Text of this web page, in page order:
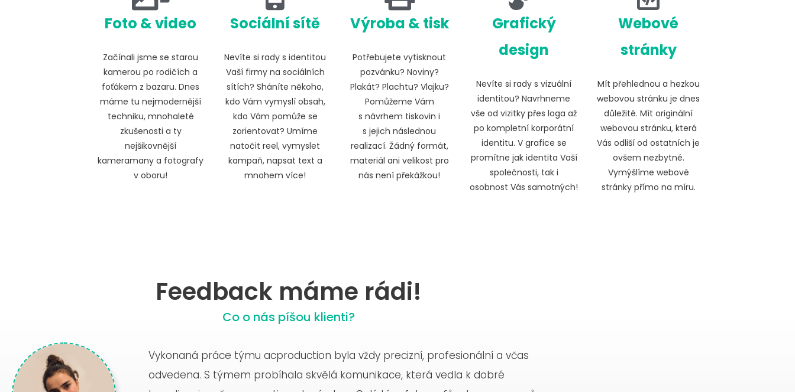
Foto & video
Začínali jsme se starou
kamerou po rodičích a
foťákem z bazaru. Dnes
máme tu nejmodernější
techniku, mnohaleté
zkušenosti a ty
nejšikovnější
kameramany a fotografy
v oboru!
Sociální sítě
Nevíte si rady s identitou
Vaší firmy na sociálních
sítích? Sháníte někoho,
kdo Vám vymyslí obsah,
kdo Vám pomůže se
zorientovat? Umíme
natočit reel, vymyslet
kampaň, napsat text a
mnohem více!
Výroba & tisk
Potřebujete vytisknout
pozvánku? Noviny?
Plakát? Plachtu? Vlajku?
Pomůžeme Vám
s návrhem tiskovin i
s jejich následnou
realizací. Žádný formát,
materiál ani velikost pro
nás není překážkou!
Grafický
design
Nevíte si rady s vizuální
identitou? Navrhneme
vše od vizitky přes loga až
po kompletní korporátní
identitu. V grafice se
promítne jak identita Vaší
společnosti, tak i
osobnost Vás samotných!
Webové
stránky
Mít přehlednou a hezkou
webovou stránku je dnes
důležité. Mít originální
webovou stránku, která
Vás odliší od ostatních je
ovšem nezbytné.
Vymýšlíme webové
stránky přímo na míru.
Feedback máme rádi!
Co o nás píšou klienti?
Vykonaná práce týmu acproduction byla vždy precizní, profesionální a včas
odvedena. S týmem probíhala skvělá komunikace, která vedla k dobré
Spolupráce s celým týmem acproduction je splněným snem. Poprvé jsme se
potkali v roce 2019, a to vlastně náhodou při natáčení hokejové promo
Pravidelně spolupracujeme na různých projektech, vždy bez problémů.
Ochotný a schopný tým s invenčními nápady, které posunou každý výstup o